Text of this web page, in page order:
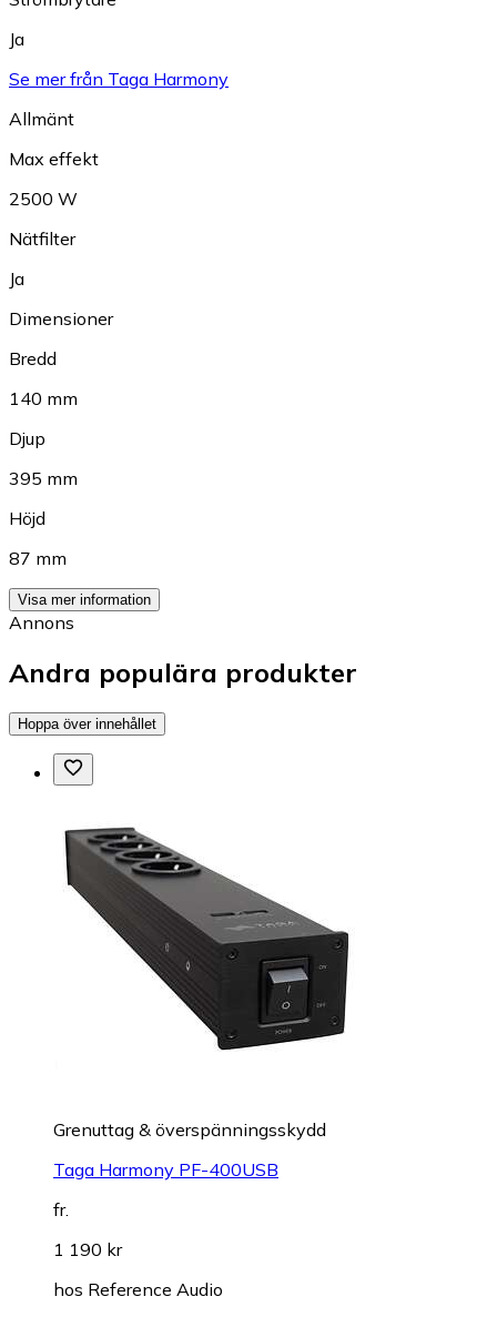
Ja
Se mer från Taga Harmony
Allmänt
Max effekt
2500 W
Nätfilter
Ja
Dimensioner
Bredd
140 mm
Djup
395 mm
Höjd
87 mm
Visa mer information
Annons
Andra populära produkter
Hoppa över innehållet
Grenuttag & överspänningsskydd
Taga Harmony PF-400USB
fr.
1 190 kr
hos Reference Audio